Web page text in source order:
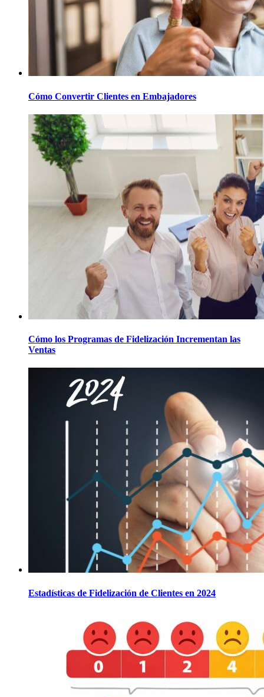
Cómo Convertir Clientes en Embajadores
Cómo los Programas de Fidelización Incrementan las
Ventas
Estadísticas de Fidelización de Clientes en 2024